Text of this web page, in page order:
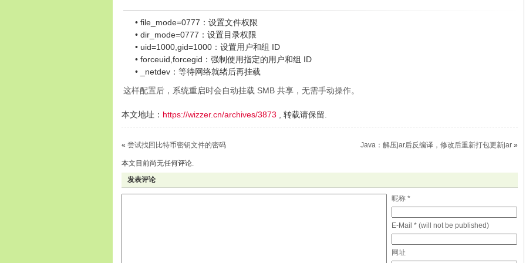
file_mode=0777：设置文件权限
dir_mode=0777：设置目录权限
uid=1000,gid=1000：设置用户和组 ID
forceuid,forcegid：强制使用指定的用户和组 ID
_netdev：等待网络就绪后再挂载
这样配置后，系统重启时会自动挂载 SMB 共享，无需手动操作。
本文地址： https://wizzer.cn/archives/3873 , 转载请保留.
« 尝试找回比特币密钥文件的密码 Java：解压jar后反编译，修改后重新打包更新jar »
本文目前尚无任何评论.
发表评论
昵称 *
E-Mail * (will not be published)
网址